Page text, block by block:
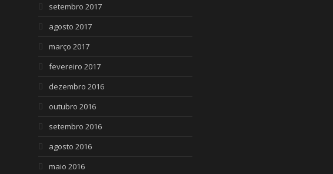
setembro 2017
agosto 2017
março 2017
fevereiro 2017
dezembro 2016
outubro 2016
setembro 2016
agosto 2016
maio 2016